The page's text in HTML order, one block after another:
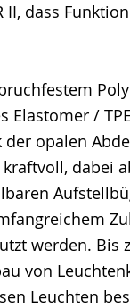
II, dass
/
opalen
dabei
werden. Bis
von
Leuchten